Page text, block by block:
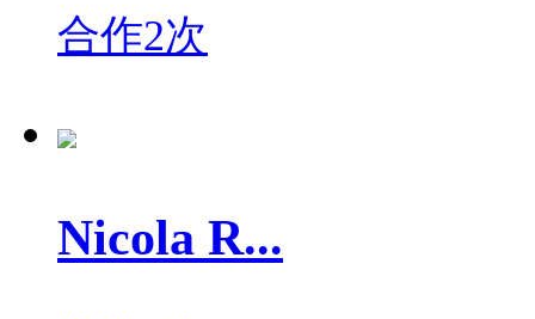
合作2次
Nicola R...